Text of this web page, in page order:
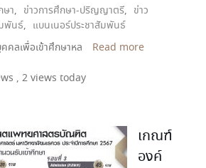
ษา, ข่าวการศึกษา-ปริญญาตรี, ข่าว
พันธ์, แบนเนอร์ประชาสัมพันธ์
คลเพื่อเข้าศึกษาหล
Read more
, 2 views today
เกณฑ์
องค์